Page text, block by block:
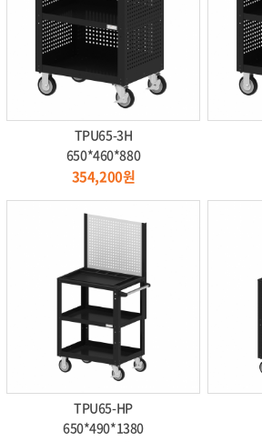
TPU65-3H
650*460*880
354,200원
TPU65-HP
650*490*1380